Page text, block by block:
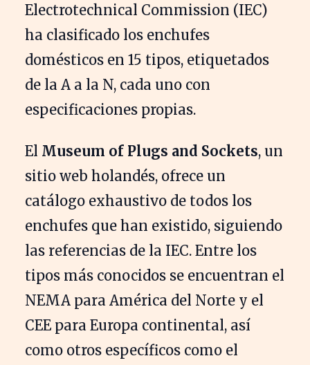
Electrotechnical Commission (IEC)
ha clasificado los enchufes
domésticos en 15 tipos, etiquetados
de la A a la N, cada uno con
especificaciones propias.
El Museum of Plugs and Sockets, un
sitio web holandés, ofrece un
catálogo exhaustivo de todos los
enchufes que han existido, siguiendo
las referencias de la IEC. Entre los
tipos más conocidos se encuentran el
NEMA para América del Norte y el
CEE para Europa continental, así
como otros específicos como el